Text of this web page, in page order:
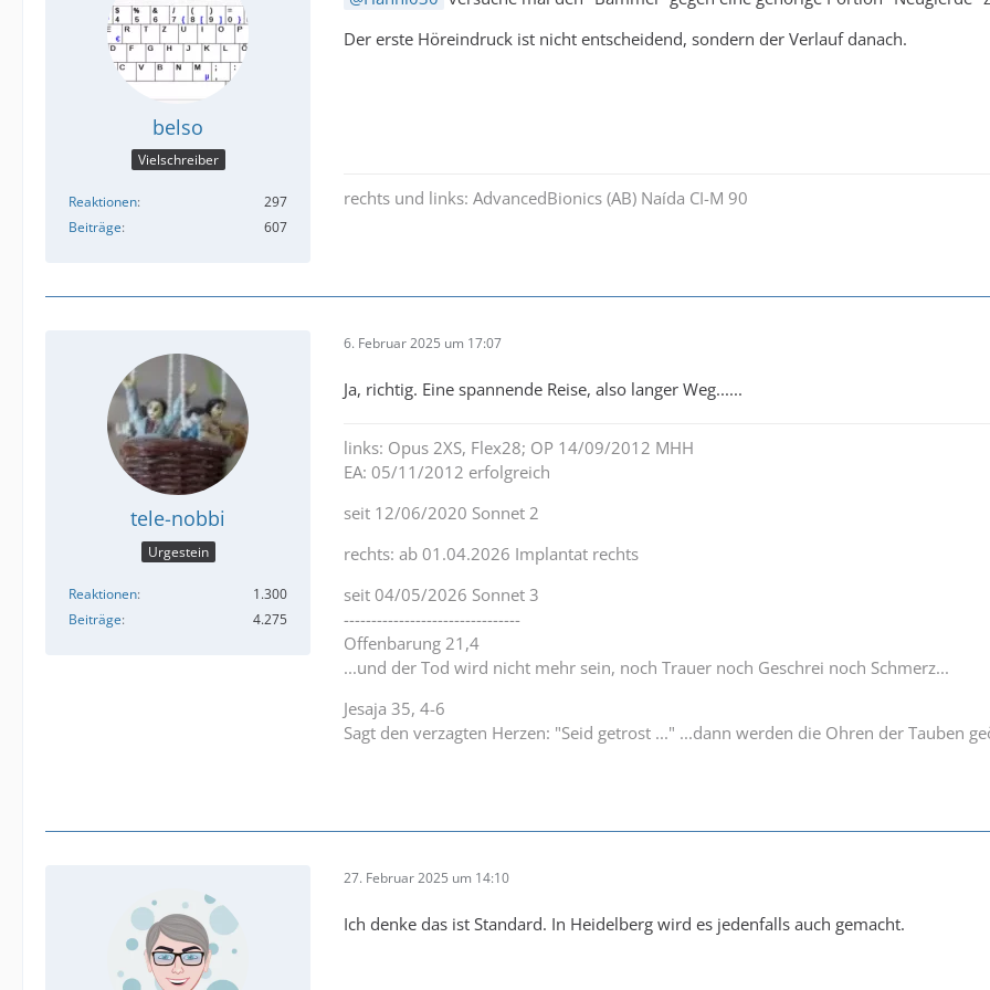
belso
Vielschreiber
Reaktionen
297
Beiträge
607
Der erste Höreindruck ist nicht entscheidend, sondern der Verlauf danach.
rechts und links: AdvancedBionics (AB) Naída CI-M 90
tele-nobbi
Urgestein
Reaktionen
1.300
Beiträge
4.275
6. Februar 2025 um 17:07
Ja, richtig. Eine spannende Reise, also langer Weg......
links: Opus 2XS, Flex28; OP 14/09/2012 MHH
EA: 05/11/2012 erfolgreich
seit 12/06/2020 Sonnet 2
rechts: ab 01.04.2026 Implantat rechts
seit 04/05/2026 Sonnet 3
--------------------------------
Offenbarung 21,4
...und der Tod wird nicht mehr sein, noch Trauer noch Geschrei noch Schmerz...
Jesaja 35, 4-6
Sagt den verzagten Herzen: "Seid getrost ..." ...dann werden die Ohren der Tauben
27. Februar 2025 um 14:10
Ich denke das ist Standard. In Heidelberg wird es jedenfalls auch gemacht.